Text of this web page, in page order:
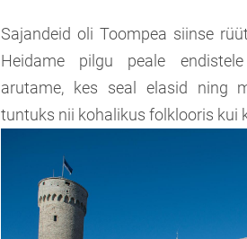
Sajandeid oli Toompea siinse
Heidame pilgu peale
arutame, kes seal elasid ning
tuntuks nii kohalikus folklooris kui